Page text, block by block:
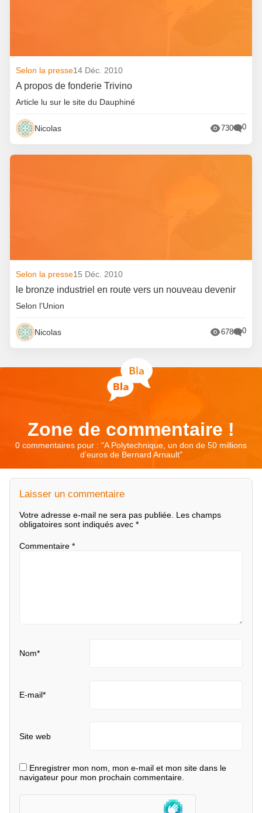
Selon la presse14 Déc. 2010
A propos de fonderie Trivino
Article lu sur le site du Dauphiné
Nicolas 730 0
Selon la presse15 Déc. 2010
le bronze industriel en route vers un nouveau devenir
Selon l’Union
Nicolas 678 0
Zone de commentaire !
0 commentaires pour : "A Polytechnique, un don de 50 millions
d’euros de Bernard Arnault"
Laisser un commentaire
Votre adresse e-mail ne sera pas publiée. Les champs
obligatoires sont indiqués avec *
Commentaire *
Nom*
E-mail*
Site web
Enregistrer mon nom, mon e-mail et mon site dans le
navigateur pour mon prochain commentaire.